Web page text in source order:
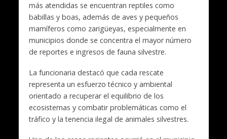
más atendidas se encuentran reptiles como
babillas y boas, además de aves y pequeños
mamíferos como zarigüeyas, especialmente en
municipios donde se concentra el mayor número
de reportes e ingresos de fauna silvestre.
La funcionaria destacó que cada rescate
representa un esfuerzo técnico y ambiental
orientado a recuperar el equilibrio de los
ecosistemas y combatir problemáticas como el
tráfico y la tenencia ilegal de animales silvestres.